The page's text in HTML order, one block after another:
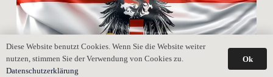
Diese Website benutzt Cookies. Wenn Sie die Website weiter
nutzen, stimmen Sie der Verwendung von Cookies zu.
Datenschutzerklärung
Ok